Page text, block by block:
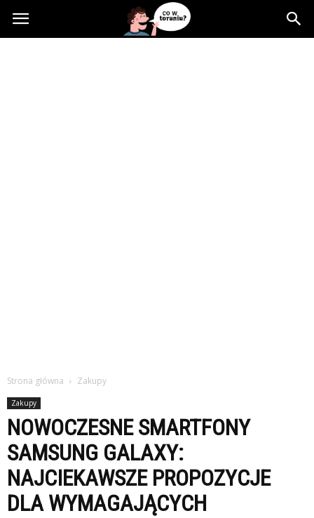
Cowtoruniu.pl
Strona główna Zakupy
Zakupy
NOWOCZESNE SMARTFONY
SAMSUNG GALAXY:
NAJCIEKAWSZE PROPOZYCJE
DLA WYMAGAJĄCYCH